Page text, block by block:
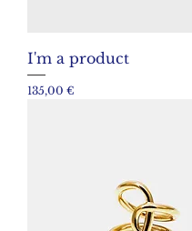
I'm a product
Prix
135,00 €